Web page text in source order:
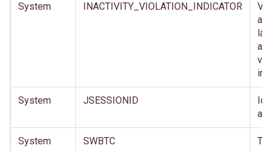
System INACTIVITY_VIOLATION_INDICATOR
att
System JSESSIONID
System SWBTC